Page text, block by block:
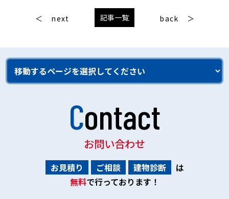
next 記事一覧 back
Contact
お問い合わせ
お見積り ご相談 建物診断
は
無料で行っております！